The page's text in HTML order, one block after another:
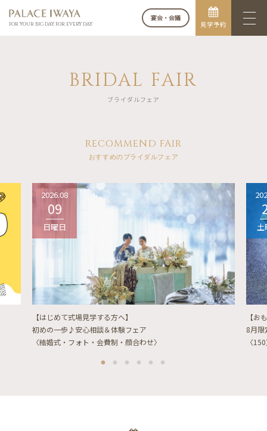
FOR YOUR BIG DAY. FOR EVERY DAY.
宴会・会議
見学予約
BRIDAL FAIR
ブライダルフェア
RECOMMEND FAIR
おすすめのブライダルフェア
2026.08
09
日曜日
【はじめて式場見学する方へ】
初めの一歩♪安心相談＆体験フェア
〈結婚式・フォト・会費制・顔合わせ〉
土
【お
8月限
〈